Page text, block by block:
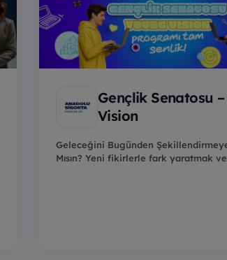
Gençlik Senatosu
Vision
Geleceğini Bugünden
Mısın? Yeni fikirlerle fark yaratmak ve